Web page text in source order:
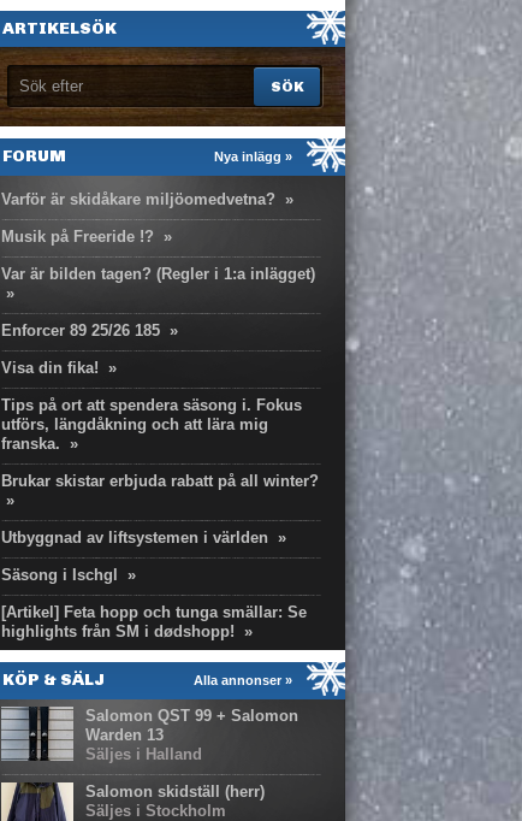
ARTIKELSÖK
Nya inlägg »
FORUM
Varför är skidåkare miljöomedvetna? »
Musik på Freeride !? »
Var är bilden tagen? (Regler i 1:a inlägget)
»
Enforcer 89 25/26 185 »
Visa din fika! »
Tips på ort att spendera säsong i. Fokus
utförs, längdåkning och att lära mig
franska. »
Brukar skistar erbjuda rabatt på all winter?
»
Utbyggnad av liftsystemen i världen »
Säsong i Ischgl »
[Artikel] Feta hopp och tunga smällar: Se
highlights från SM i dødshopp! »
Alla annonser »
KÖP & SÄLJ
Salomon QST 99 + Salomon
Warden 13
Säljes i Halland
Salomon skidställ (herr)
Säljes i Stockholm